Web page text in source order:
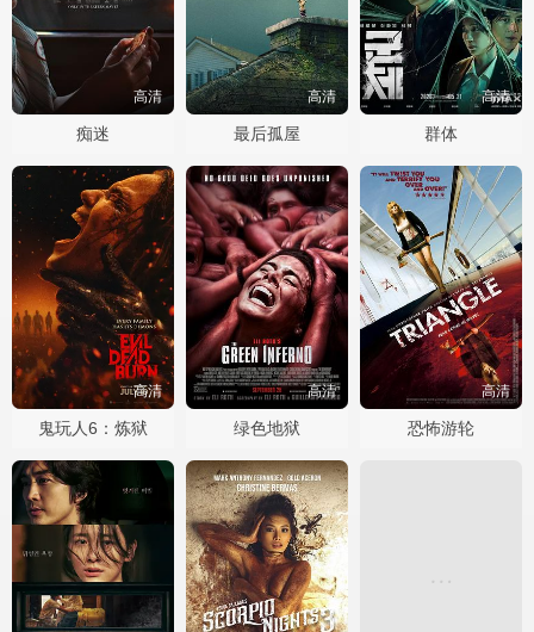
高清
痴迷
高清
最后孤屋
高清
群体
高清
鬼玩人6：炼狱
高清
绿色地狱
高清
恐怖游轮